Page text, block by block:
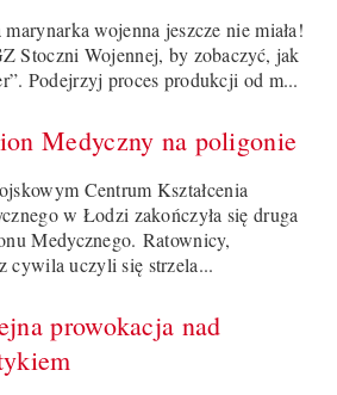
wojenna jeszcze nie miała!
Stoczni Wojennej, by zobaczyć, jak
Podejrzyj proces produkcji od m...
Medyczny na poligonie
Centrum Kształcenia
w Łodzi zakończyła się druga
Medycznego. Ratownicy,
cywila uczyli się strzela...
prowokacja nad